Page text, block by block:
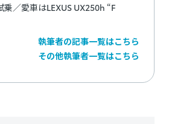
／愛車はLEXUS UX250h “F
執筆者の記事一覧はこちら
その他執筆者一覧はこちら